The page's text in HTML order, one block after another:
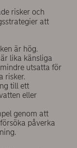
risker och
att
är hög.
lika känsliga
utsatta för
risker.
till ett
eller
genom att
påverka